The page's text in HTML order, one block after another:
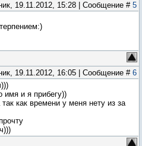
19.11.2012, 15:28 | Сообщение # 5
19.11.2012, 16:05 | Сообщение # 6
имя и я прибегу))
как времени у меня нету из за